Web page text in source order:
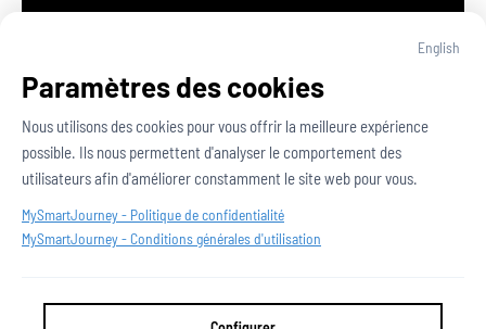
2026 - Propulsé par
English
Paramètres des cookies
Nous utilisons des cookies pour vous offrir la meilleure expérience
possible. Ils nous permettent d'analyser le comportement des
utilisateurs afin d'améliorer constamment le site web pour vous.
MySmartJourney - Politique de confidentialité
MySmartJourney -Conditions générales d'utilisation